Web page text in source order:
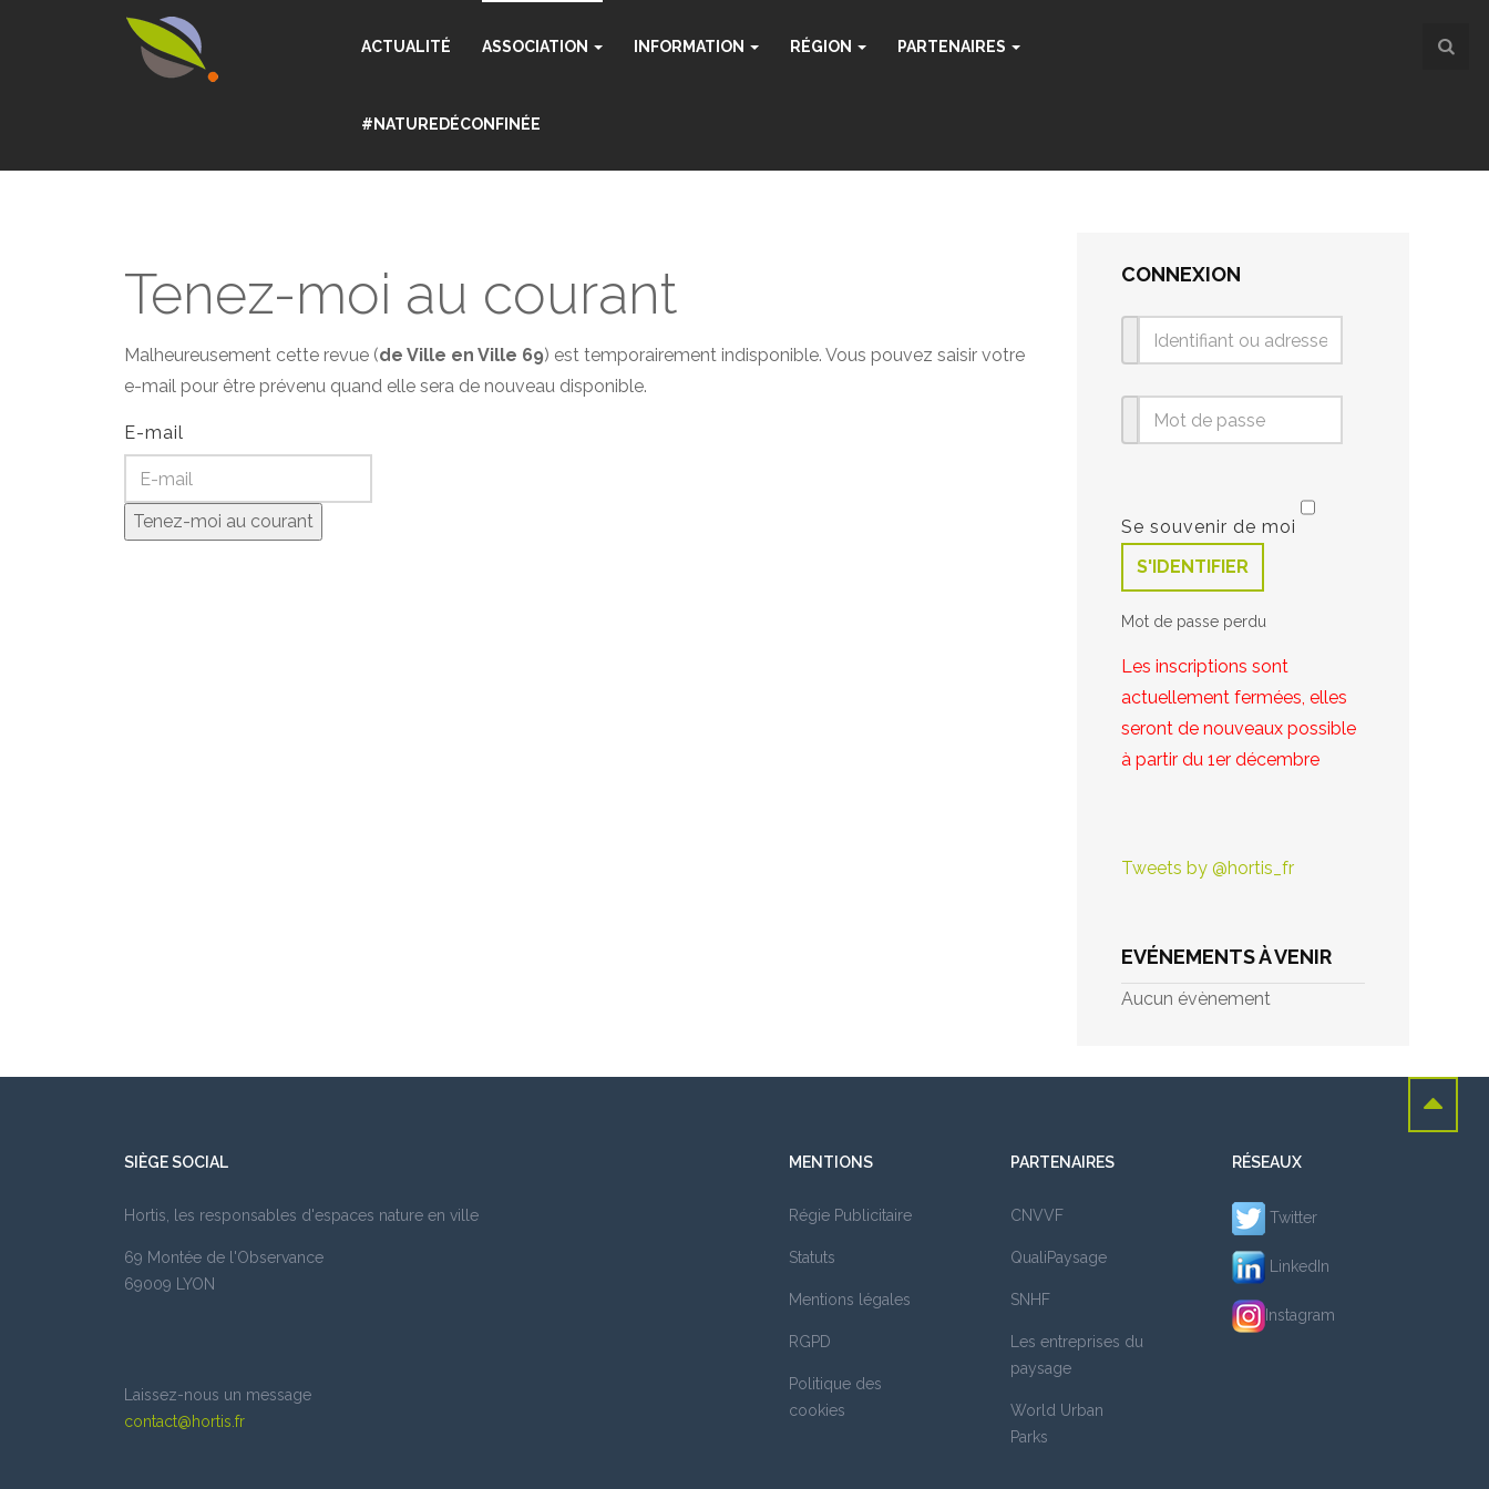
ACTUALITÉ ASSOCIATION INFORMATION RÉGION PARTENAIRES
#NATUREDÉCONFINÉE
Tenez-moi au courant
Malheureusement cette revue (de Ville en Ville 69) est temporairement indisponible. Vous pouvez saisir votre
e-mail pour être prévenu quand elle sera de nouveau disponible.
E-mail
CONNEXION
Se souvenir de moi
S'IDENTIFIER
Mot de passe perdu
Les inscriptions sont
actuellement fermées, elles
seront de nouveaux possible
à partir du 1er décembre
Tweets by @hortis_fr
EVÉNEMENTS À VENIR
Aucun évènement
SIÈGE SOCIAL
Hortis, les responsables d'espaces nature en ville
69 Montée de l'Observance
69009 LYON
Laissez-nous un message
contact@hortis.fr
MENTIONS
Régie Publicitaire
Statuts
Mentions légales
RGPD
Politique des
cookies
PARTENAIRES
CNVVF
QualiPaysage
SNHF
Les entreprises du
paysage
World Urban
Parks
RÉSEAUX
Twitter
LinkedIn
Instagram